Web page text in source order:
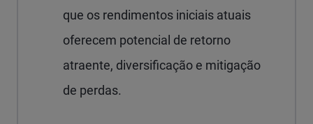
que os rendimentos iniciais atuais
oferecem potencial de retorno
atraente, diversificação e mitigação
de perdas.